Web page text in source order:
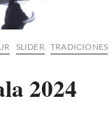
SLIDER
TRADICIONES
2024